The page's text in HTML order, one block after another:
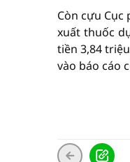
Còn cựu
xuất thuốc
tiền 3,84
vào báo cáo